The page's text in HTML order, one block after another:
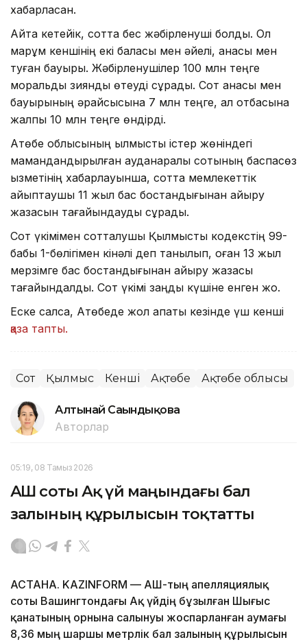
хабарласқан.
Айта кетейік, сотта бес жәбірленуші болды. Ол
марқұм кеншінің екі баласы мен әйелі, анасы мен
туған бауыры. Жәбірленушілер 100 млн теңге
моральдық зиянды өтеуді сұрады. Сот анасы мен
бауырының әрқайсысына 7 млн теңге, ал отбасына
жалпы 10 млн теңге өндірді.
Ақтөбе облысының қылмыстық істер жөніндегі
мамандандырылған ауданаралық сотының баспасөз
қызметінің хабарлауынша, сотта мемлекеттік
айыптаушы 11 жыл бас бостандығынан айыру
жазасын тағайындауды сұрады.
Сот үкімімен сотталушы Қылмыстық кодекстің 99-
бабы 1-бөлігімен кінәлі деп танылып, оған 13 жыл
мерзімге бас бостандығынан айыру жазасы
тағайындалды. Сот үкімі заңды күшіне енген жоқ.
Еске салсақ, Ақтөбеде жол апаты кезінде үш кенші
қаза тапты.
Сот Қылмыс Кенші Ақтөбе Ақтөбе облысы
Алтынай Сағындықова
Авторлар
05:19, 08 Тамыз 2026
АҚШ соты Ақ үй маңындағы бал
залының құрылысын тоқтатты
АСТАНА. KAZINFORM — АҚШ-тың апелляциялық
соты Вашингтондағы Ақ үйдің бұзылған Шығыс
қанатының орнына салынуы жоспарланған аумағы
8,36 мың шаршы метрлік бал залының құрылысын